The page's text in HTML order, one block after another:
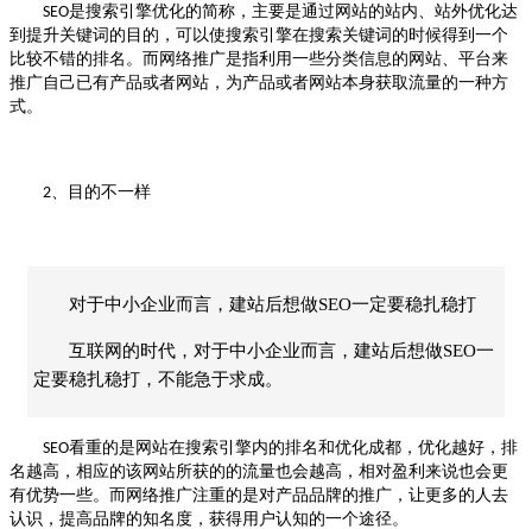
SEO是搜索引擎优化的简称，主要是通过网站的站内、站外优化达
到提升关键词的目的，可以使搜索引擎在搜索关键词的时候得到一个
比较不错的排名。而网络推广是指利用一些分类信息的网站、平台来
推广自己已有产品或者网站，为产品或者网站本身获取流量的一种方
式。
2 、目的不一样
对于中小企业而言，建站后想做SEO一定要稳扎稳打
互联网的时代，对于中小企业而言，建站后想做SEO一
定要稳扎稳打，不能急于求成。
SEO看重的是网站在搜索引擎内的排名和优化成都，优化越好，排
名越高，相应的该网站所获的的流量也会越高，相对盈利来说也会更
有优势一些。而网络推广注重的是对产品品牌的推广，让更多的人去
认识，提高品牌的知名度，获得用户认知的一个途径。